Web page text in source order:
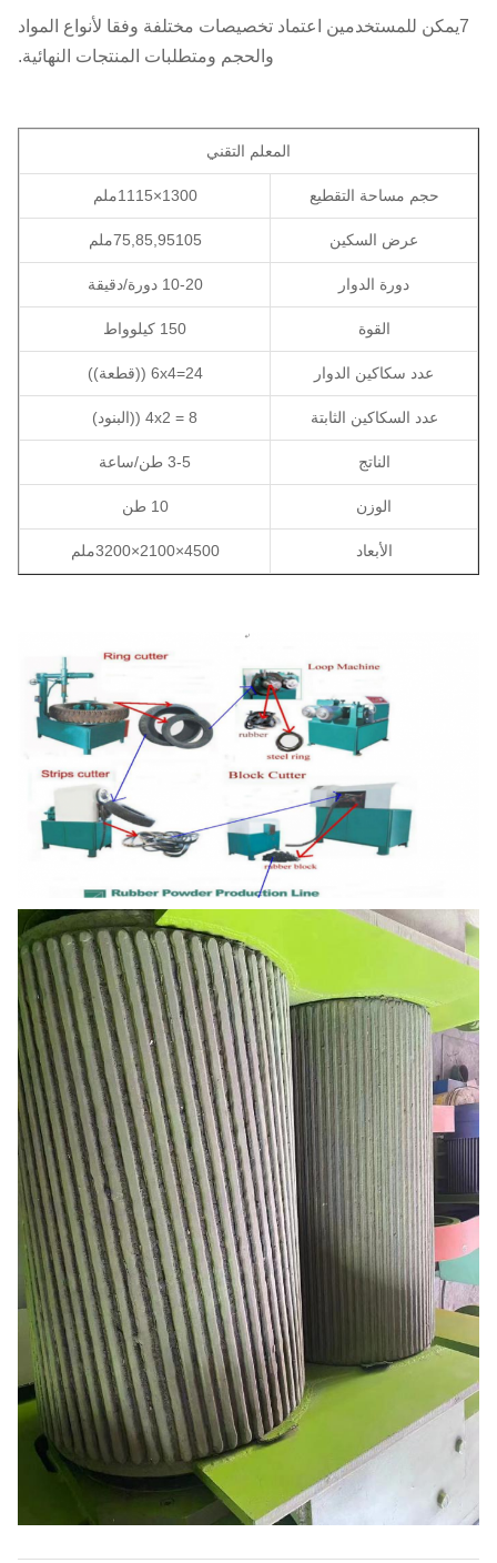
7يمكن للمستخدمين اعتماد تخصيصات مختلفة وفقا لأنواع المواد
والحجم ومتطلبات المنتجات النهائية.
المعلم التقني
حجم مساحة التقطيع 1300×1115ملم
عرض السكين 75,85,95105ملم
دورة الدوار 10-20 دورة/دقيقة
القوة 150 كيلوواط
عدد سكاكين الدوار 6x4=24 ((قطعة))
عدد السكاكين الثابتة 4x2 = 8 ((البنود)
الناتج 3-5 طن/ساعة
الوزن 10 طن
الأبعاد 4500×2100×3200ملم